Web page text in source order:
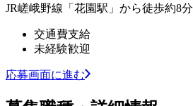
JR嵯峨野線「花園駅」から徒歩約8分
交通費支給
未経験歓迎
応募画面に進む